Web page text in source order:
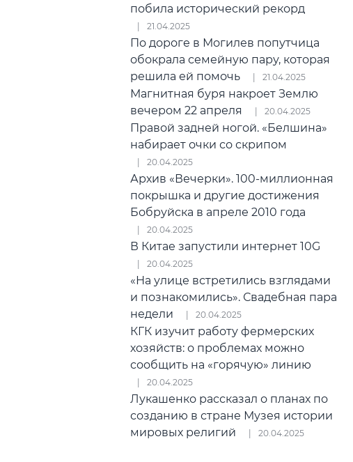
побила исторический рекорд
21.04.2025
По дороге в Могилев попутчица
обокрала семейную пару, которая
решила ей помочь
21.04.2025
Магнитная буря накроет Землю
вечером 22 апреля
20.04.2025
Правой задней ногой. «Белшина»
набирает очки со скрипом
20.04.2025
Архив «Вечерки». 100-миллионная
покрышка и другие достижения
Бобруйска в апреле 2010 года
20.04.2025
В Китае запустили интернет 10G
20.04.2025
«На улице встретились взглядами
и познакомились». Свадебная пара
недели
20.04.2025
КГК изучит работу фермерских
хозяйств: о проблемах можно
сообщить на «горячую» линию
20.04.2025
Лукашенко рассказал о планах по
созданию в стране Музея истории
мировых религий
20.04.2025